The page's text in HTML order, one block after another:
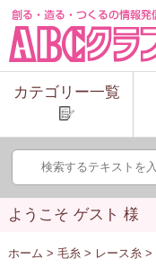
カテゴリー一覧
ようこそ ゲスト 様
ホーム > 毛糸> レース糸>